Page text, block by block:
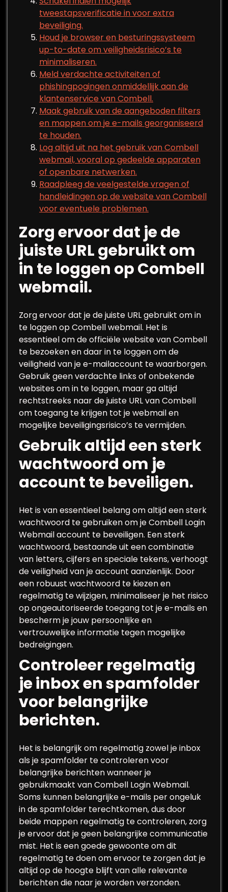
tweestapsverificatie in voor extra
beveiliging.
Houd je browser en besturingssysteem
up-to-date om veiligheidsrisico’s te
minimaliseren.
Meld verdachte activiteiten of
phishingpogingen onmiddellijk aan de
klantenservice van Combell.
Maak gebruik van de aangeboden filters
en mappen om je e-mails georganiseerd
te houden.
Log altijd uit na het gebruik van Combell
webmail, vooral op gedeelde apparaten
of openbare netwerken.
Raadpleeg de veelgestelde vragen of
handleidingen op de website van Combell
voor eventuele problemen.
Zorg ervoor dat je de
juiste URL gebruikt om
in te loggen op Combell
webmail.
Zorg ervoor dat je de juiste URL gebruikt om in
te loggen op Combell webmail. Het is
essentieel om de officiële website van Combell
te bezoeken en daar in te loggen om de
veiligheid van je e-mailaccount te waarborgen.
Gebruik geen verdachte links of onbekende
websites om in te loggen, maar ga altijd
rechtstreeks naar de juiste URL van Combell
om toegang te krijgen tot je webmail en
mogelijke beveiligingsrisico’s te vermijden.
Gebruik altijd een sterk
wachtwoord om je
account te beveiligen.
Het is van essentieel belang om altijd een sterk
wachtwoord te gebruiken om je Combell Login
Webmail account te beveiligen. Een sterk
wachtwoord, bestaande uit een combinatie
van letters, cijfers en speciale tekens, verhoogt
de veiligheid van je account aanzienlijk. Door
een robuust wachtwoord te kiezen en
regelmatig te wijzigen, minimaliseer je het risico
op ongeautoriseerde toegang tot je e-mails en
bescherm je jouw persoonlijke en
vertrouwelijke informatie tegen mogelijke
bedreigingen.
Controleer regelmatig
je inbox en spamfolder
voor belangrijke
berichten.
Het is belangrijk om regelmatig zowel je inbox
als je spamfolder te controleren voor
belangrijke berichten wanneer je
gebruikmaakt van Combell Login Webmail.
Soms kunnen belangrijke e-mails per ongeluk
in de spamfolder terechtkomen, dus door
beide mappen regelmatig te controleren, zorg
je ervoor dat je geen belangrijke communicatie
mist. Het is een goede gewoonte om dit
regelmatig te doen om ervoor te zorgen dat je
altijd op de hoogte blijft van alle relevante
berichten die naar je worden verzonden.